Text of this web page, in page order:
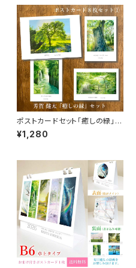
ポストカードセット「癒しの緑」
（8枚入り）
¥1,280